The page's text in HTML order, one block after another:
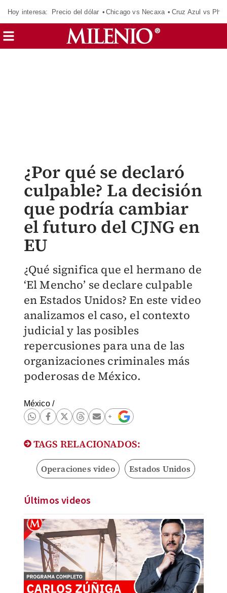
Hoy interesa: Precio del dólar Chicago vs Necaxa Cruz Azul vs
¿Por qué se declaró
culpable? La decisión
que podría cambiar
el futuro del CJNG en
EU
¿Qué significa que el hermano de
‘El Mencho’ se declare culpable
en Estados Unidos? En este video
analizamos el caso, el contexto
judicial y las posibles
repercusiones para una de las
organizaciones criminales más
poderosas de México.
México/
TAGS RELACIONADOS:
Operaciones video Estados Unidos
Últimos videos